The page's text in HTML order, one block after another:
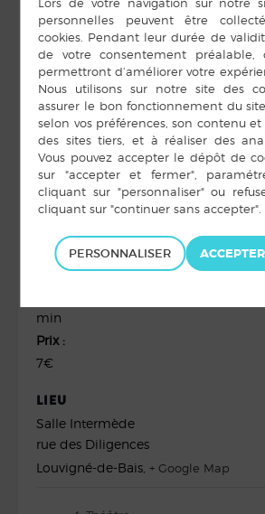
La troupe de théâtre « Ouvrez les
présente la pièce« Le coupable
salle ».
DÉTAILS
Date :
25 octobre 2025
min
Prix :
7€
LIEU
Salle Intermède
rue des Diligences
Louvigné-de-Bais, + Google Map
Voir le site
PERSONNALISER